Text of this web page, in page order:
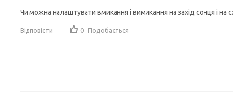
Чи можна налаштувати вмикання і вимикання на захід сонця і на
Відповісти 0 Подобається